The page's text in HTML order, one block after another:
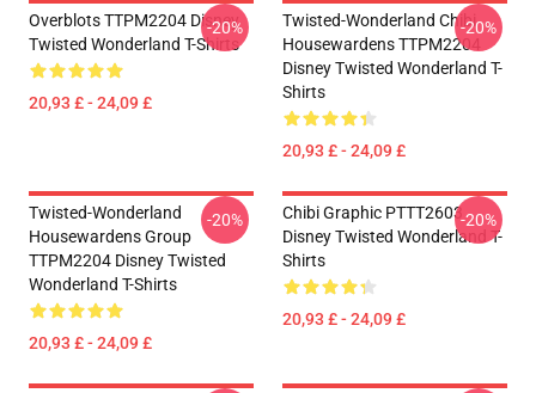
Overblots TTPM2204 Disney
Twisted Wonderland T-Shirts
20,93 £ - 24,09 £
-20%
Twisted-Wonderland Chibi
Housewardens TTPM2204
Disney Twisted Wonderland T-
Shirts
20,93 £ - 24,09 £
-20%
Twisted-Wonderland
Housewardens Group
TTPM2204 Disney Twisted
Wonderland T-Shirts
20,93 £ - 24,09 £
-20%
Chibi Graphic PTTT2603
Disney Twisted Wonderland T-
Shirts
20,93 £ - 24,09 £
-20%